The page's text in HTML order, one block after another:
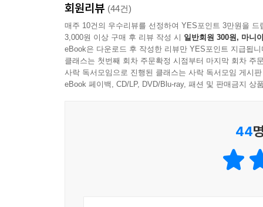
엄마표로 글쓰기 교육을 하라고 하면 뭘 어떻게
엄마표로 할 자신이 있는데 글쓰기는 엄마표로
있으면 그 정답을 찾을 수 있는 방법만 알려 주면
아이의 특장점을 살리고 약점을 보완할 수 있는
엄마표입니다.” 『서술형·논술형 시험에 강한 아
회원리뷰 (44건)
매주 10건의 우수리뷰를 선정하여 YES포인트 3만원을 드
3,000원 이상 구매 후 리뷰 작성 시 일반회원 300원, 마니
eBook은 다운로드 후 작성한 리뷰만 YES포인트 지급됩니
클래스는 첫번째 회차 주문확정 시점부터 마지막 회차 주
사락 독서모임으로 진행된 클래스는 사락 독서모임 게시
eBook 페이백, CD/LP, DVD/Blu-ray, 패션 및 판매금지 상
44